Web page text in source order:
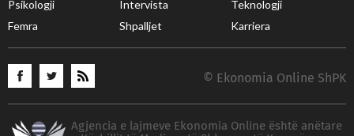
Psikologji
Intervista
Teknologji
Femra
Shpalljet Karriera
© Ekonomia Online ShPK
Agjencia e lajmeve Ekonomia Online është anëtare